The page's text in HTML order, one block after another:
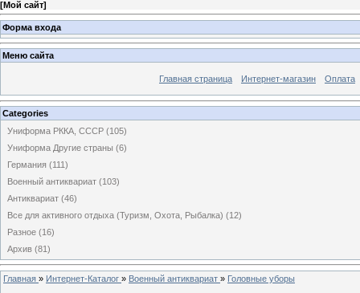
[Мой сайт]
Форма входа
Меню сайта
Главная страница Интернет-магазин Оплата
Categories
Униформа РККА, СССР (105)
Униформа Другие страны (6)
Германия (111)
Военный антиквариат (103)
Антиквариат (46)
Все для активного отдыха (Туризм, Охота, Рыбалка) (12)
Разное (16)
Архив (81)
Главная » Интернет-Каталог » Военный антиквариат » Головные уборы